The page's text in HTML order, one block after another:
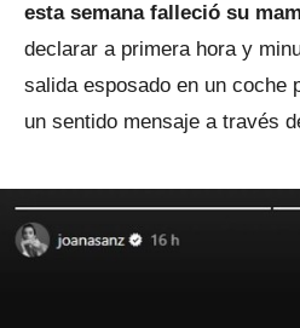
esta semana falleció su
declarar a primera hora y
salida esposado en un coche
un sentido mensaje a través